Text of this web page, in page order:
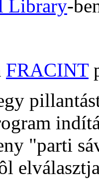
Library-
FRACINT
"parti